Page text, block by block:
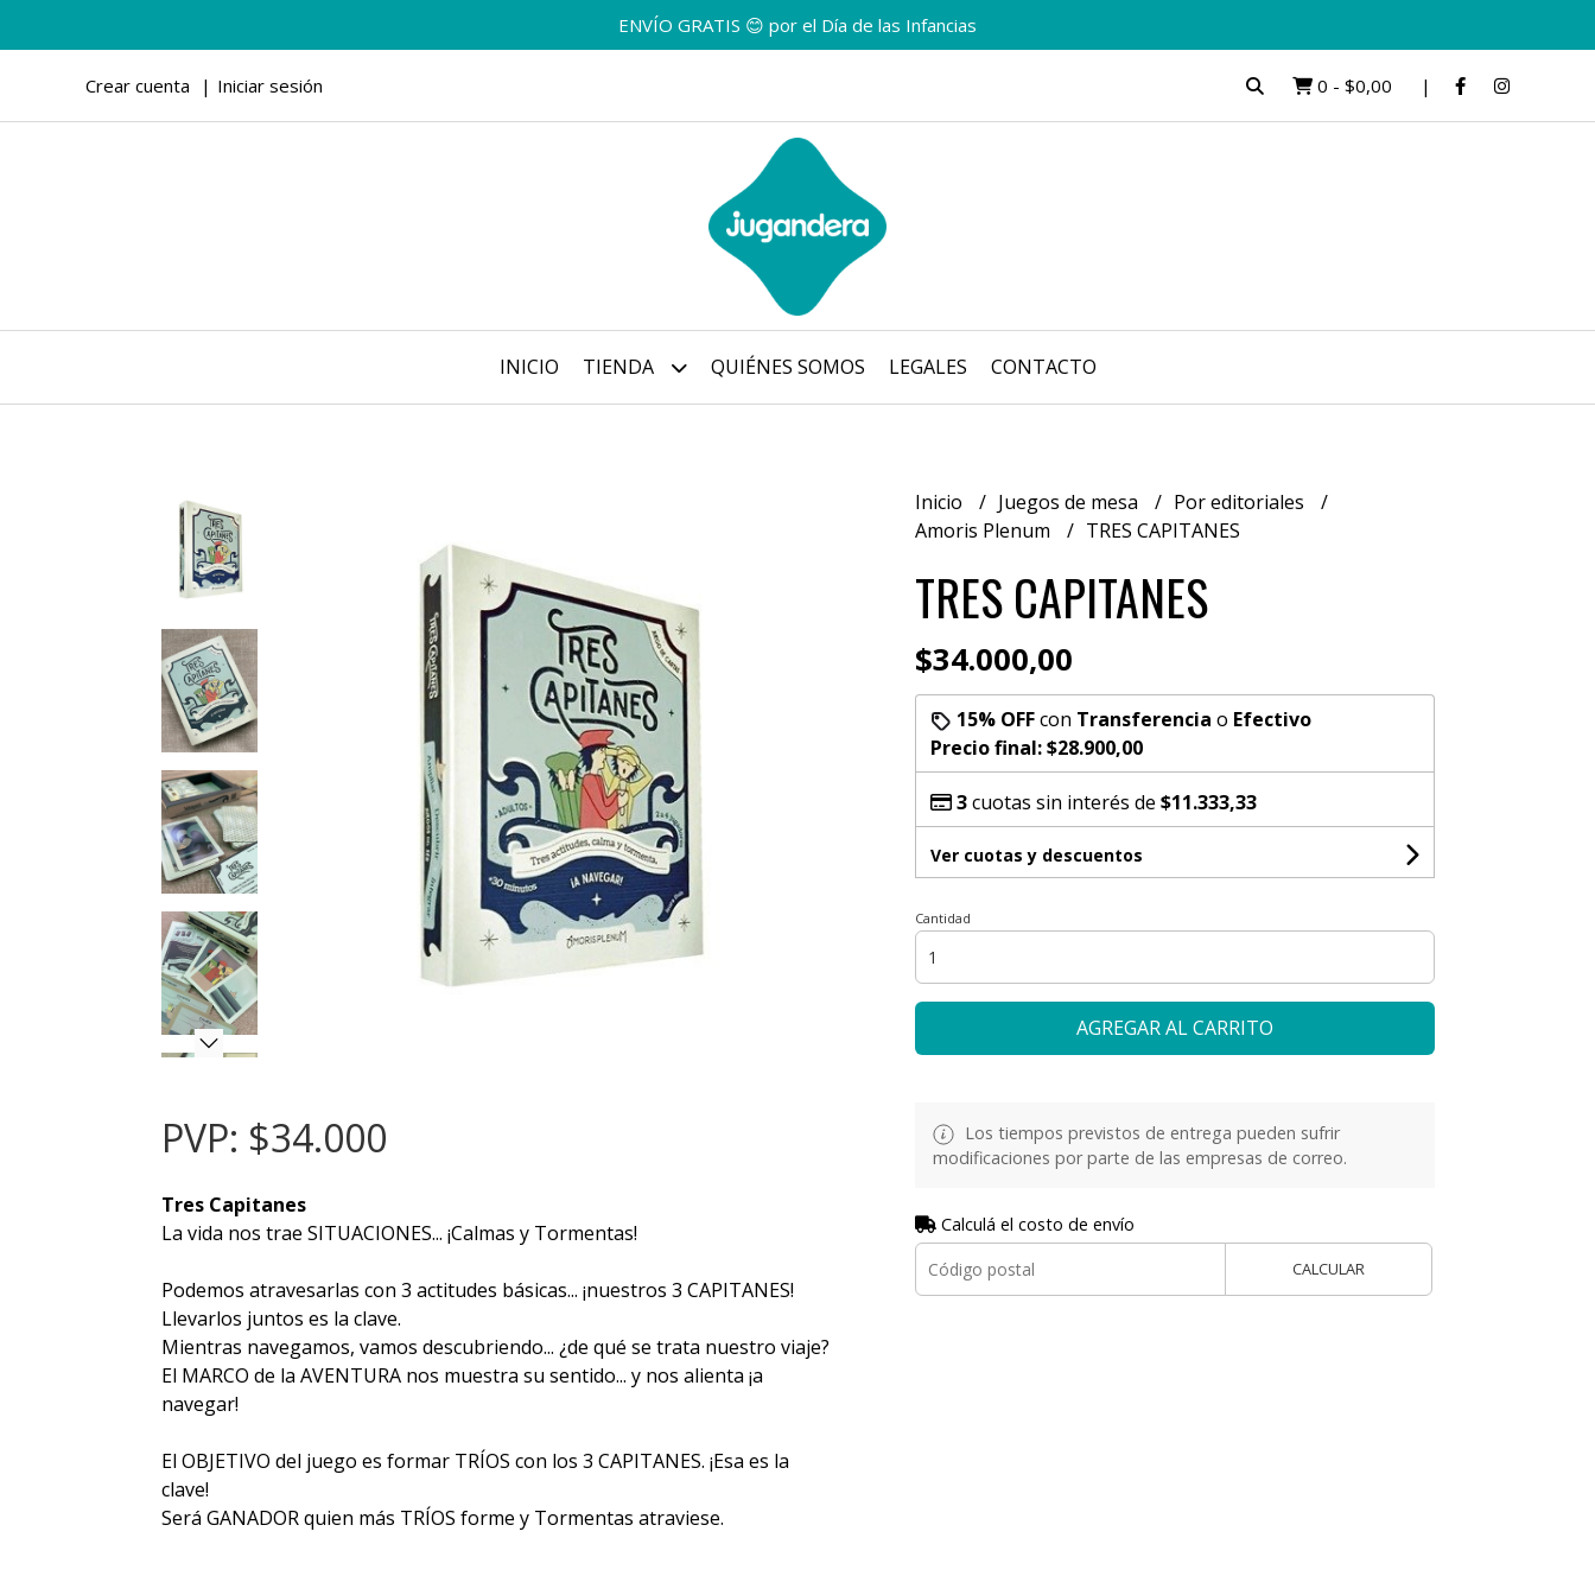
ENVÍO GRATIS 😊 por el Día de las Infancias
Crear cuenta Iniciar sesión 0 - $0,00
INICIO TIENDA QUIÉNES SOMOS LEGALES CONTACTO
PVP: $34.000
Tres Capitanes
La vida nos trae SITUACIONES... ¡Calmas y Tormentas!
Podemos atravesarlas con 3 actitudes básicas... ¡nuestros 3 CAPITANES!
Llevarlos juntos es la clave.
Mientras navegamos, vamos descubriendo... ¿de qué se trata nuestro viaje?
El MARCO de la AVENTURA nos muestra su sentido... y nos alienta ¡a
navegar!
El OBJETIVO del juego es formar TRÍOS con los 3 CAPITANES. ¡Esa es la
clave!
Será GANADOR quien más TRÍOS forme y Tormentas atraviese.
Inicio Juegos de mesa
Por editoriales
Amoris Plenum
TRES CAPITANES
TRES CAPITANES
$34.000,00
15% OFFcon Transferencia o Efectivo
Precio final:$28.900,00
3cuotas sin interés de $11.333,33
Ver cuotas y descuentos
Cantidad
AGREGAR AL CARRITO
Los tiempos previstos de entrega pueden sufrir
modificaciones por parte de las empresas de correo.
Calculá el costo de envío
CALCULAR